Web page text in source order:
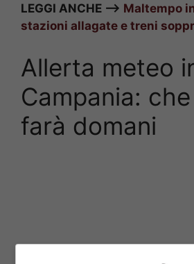
LEGGI ANCHE –> Maltempo
stazioni allagate e treni
Allerta meteo
Campania:
farà domani